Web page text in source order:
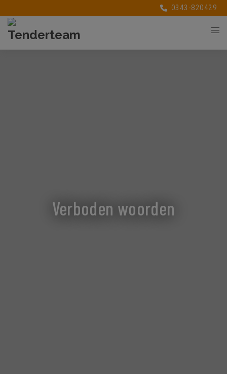
0343-820429
Verboden woorden